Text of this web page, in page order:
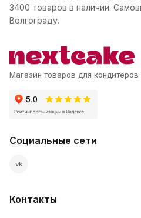
3400 товаров в наличии.
Волгограду.
Магазин товаров для кондитеров
Социальные сети
vk
Контакты